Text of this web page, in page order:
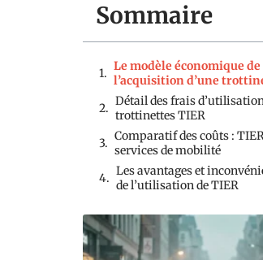
Sommaire
Le modèle économique de
l’acquisition d’une
Détail des frais
trottinettes TIER
Comparatif des coûts :
services de mobilité
Les avantages et
de l’utilisation de TIER